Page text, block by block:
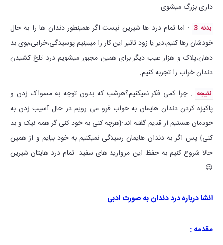
داری بزرگ میشوی.
بدنه 3
: اما تمام درد ها شیرین نیست.اگر همینطور دندان ها را به حال
خودشان رها کنیم،دیر یا زود تاثیر این کار را میبینیم.پوسیدگی،خرابی،بوی بد
دهان،پلاک و هزار عیب دیگر.برای همین مجبور میشویم درد تلخ کشیدن
دندان خراب را تجربه کنیم.
نتیجه : چرا کمی فکر نمیکنیم؟هرشب که بدون توجه به مسواک زدن و
پاکیزه کردن دندان هایمان به خواب فرو می رویم در حال آسیب زدن به
خودمان هستیم.از قدیم گفته اند:{هرچه کنی به خود کنی گر همه نیک و بد
کنی} پس اگر به دندان هایمان رسیدگی نمیکنیم به خود بیایم و از همین
حالا شروع کنیم به حفظ این مروارید های سفید. تمام درد هایتان شیرین
😉
انشا درباره درد دندان به صورت ادبی
مقدمه :